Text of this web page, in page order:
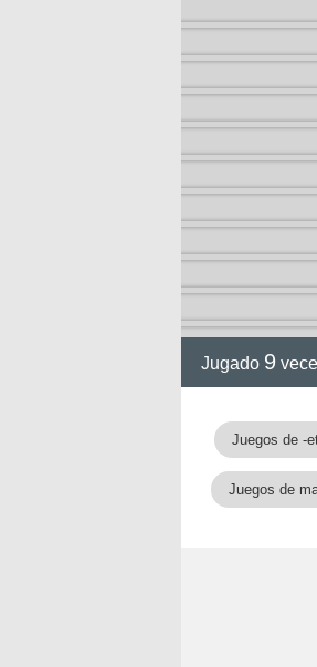
Jugado 9
Juegos de -
Juegos de